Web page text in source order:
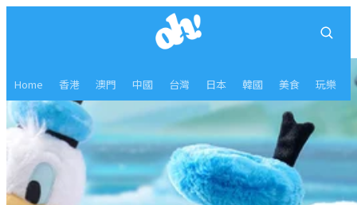
Home 香港 澳門 中國 台灣 日本 韓國 美食 玩樂